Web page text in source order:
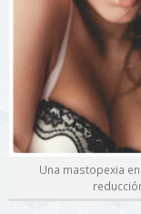
Una mastopexia